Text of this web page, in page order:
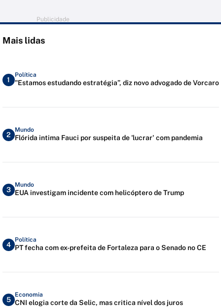
Publicidade
Mais lidas
1
Política
"Estamos estudando estratégia”, diz novo advogado de Vorcaro
2
Mundo
Flórida intima Fauci por suspeita de 'lucrar' com pandemia
3
Mundo
EUA investigam incidente com helicóptero de Trump
4
Política
PT fecha com ex-prefeita de Fortaleza para o Senado no CE
5
Economia
CNI elogia corte da Selic, mas critica nível dos juros